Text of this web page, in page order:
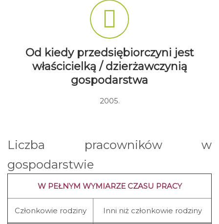
Od kiedy przedsiębiorczyni jest
właścicielką / dzierżawczynią
gospodarstwa
2005.
Liczba pracowników w
gospodarstwie
W PEŁNYM WYMIARZE CZASU PRACY
Członkowie rodziny Inni niż członkowie rodziny